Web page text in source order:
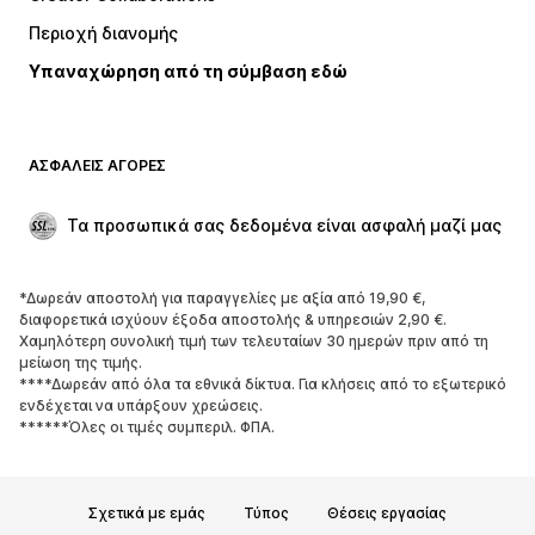
Εσώρουχα
Παλτό
Φούστες
Περιστάσεις
Aποκλειστικά
ΠΑΠΟΎΤΣΙΑ
ΝΕΑ
Trending
Sneakers
Μποτάκια
Γόβες και ψηλοτάκουνα
Παντόφλες
Περιοχή διανομής
Υπαναχώρηση από τη σύμβαση εδώ
ΑΣΦΑΛΕΊΣ ΑΓΟΡΈΣ
Τα προσωπικά σας δεδομένα είναι ασφαλή μαζί μας
*Δωρεάν αποστολή για παραγγελίες με αξία από 19,90 €,
διαφορετικά ισχύουν έξοδα αποστολής & υπηρεσιών 2,90 €.
Χαμηλότερη συνολική τιμή των τελευταίων 30 ημερών πριν από τη
μείωση της τιμής.
****Δωρεάν από όλα τα εθνικά δίκτυα. Για κλήσεις από το εξωτερικό
ενδέχεται να υπάρξουν χρεώσεις.
******Όλες οι τιμές συμπεριλ. ΦΠΑ.
Σχετικά με εμάς Τύπος Θέσεις εργασίας